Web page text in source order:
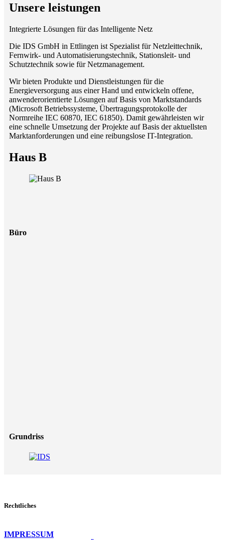
Unsere leistungen
Integrierte Lösungen für das Intelligente Netz
Die IDS GmbH in Ettlingen ist Spezialist für Netzleittechnik,
Fernwirk- und Automatisierungstechnik, Stationsleit- und
Schutztechnik sowie für Netzmanagement.
Wir bieten Produkte und Dienstleistungen für die
Energieversorgung aus einer Hand und entwickeln offene,
anwenderorientierte Lösungen auf Basis von Marktstandards
(Microsoft Betriebssysteme, Übertragungsprotokolle der
Normreihe IEC 60870, IEC 61850). Damit gewährleisten wir
eine schnelle Umsetzung der Projekte auf Basis der aktuellsten
Marktanforderungen und eine reibungslose IT-Integration.
Haus B
Büro
Grundriss
Rechtliches
IMPRESSUM